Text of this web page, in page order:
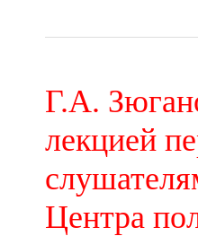
Г.А.
лекцией
Центра